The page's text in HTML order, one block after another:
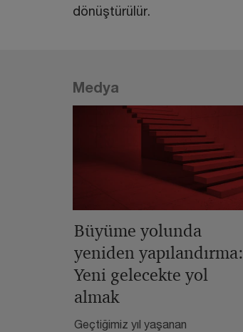
dönüştürülür.
Medya
Büyüme yolunda
yeniden yapılandırma:
Yeni gelecekte yol
almak
Geçtiğimiz yıl yaşanan